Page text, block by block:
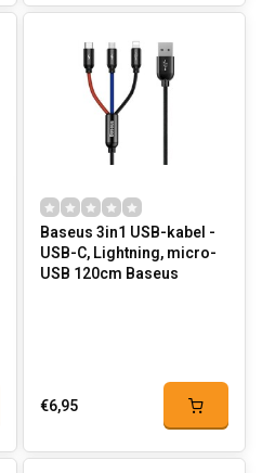
Baseus 3in1 USB-kabel -
USB-C, Lightning, micro-
USB 120cm Baseus
€6,95